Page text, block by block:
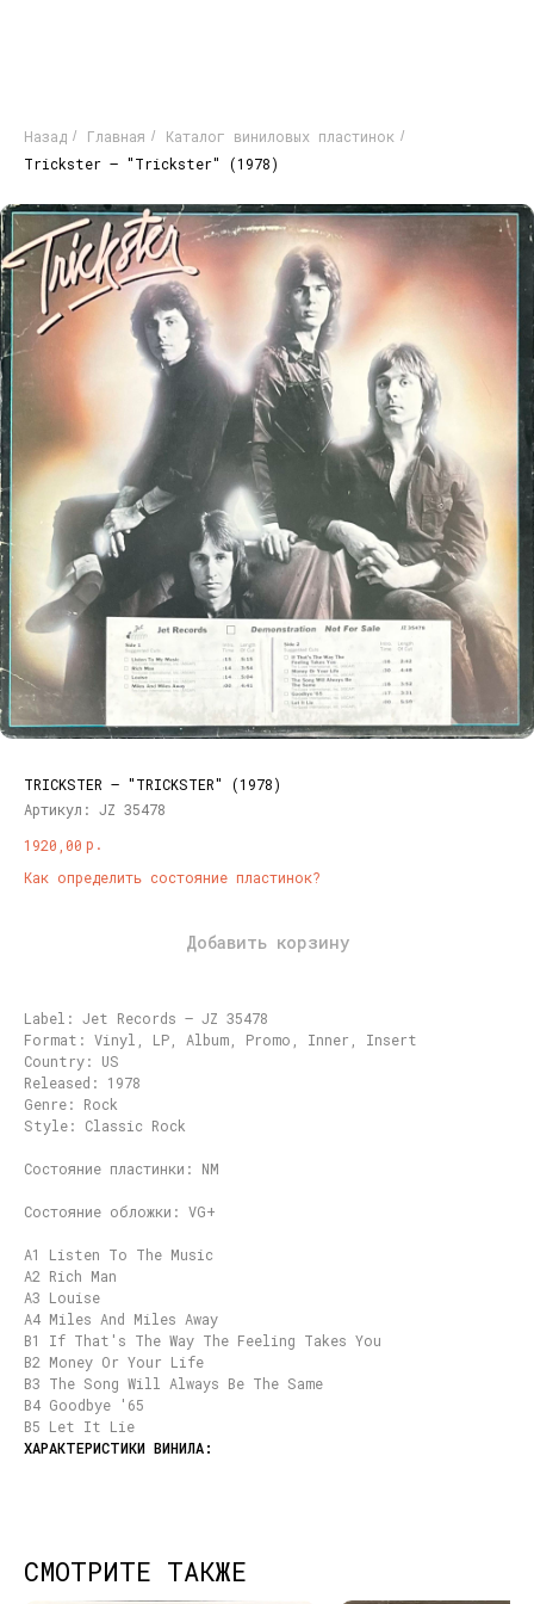
Назад / Главная / Каталог виниловых пластинок /
Trickster – "Trickster" (1978)
TRICKSTER – "TRICKSTER" (1978)
Артикул: JZ 35478
1920,00 р.
Как определить состояние пластинок?
Добавить корзину
Label: Jet Records – JZ 35478
Format: Vinyl, LP, Album, Promo, Inner, Insert
Country: US
Released: 1978
Genre: Rock
Style: Classic Rock
Состояние пластинки: NM
Состояние обложки: VG+
A1 Listen To The Music
A2 Rich Man
A3 Louise
A4 Miles And Miles Away
B1 If That's The Way The Feeling Takes You
B2 Money Or Your Life
B3 The Song Will Always Be The Same
B4 Goodbye '65
B5 Let It Lie
СМОТРИТЕ ТАКЖЕ